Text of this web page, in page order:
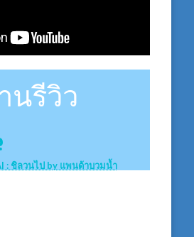
นรีวิว
: ชิลวนไป by แพนด้าบวมน้ำ